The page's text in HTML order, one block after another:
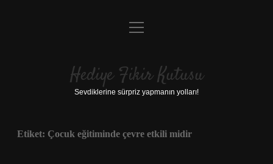
Anasayfa
Yasal Uyarı
menüyü
Hediye Fikir Kutusu
Sevdiklerine sürpriz yapmanın yolları!
Etiket: Çocuk eğitiminde çevre etkili midir